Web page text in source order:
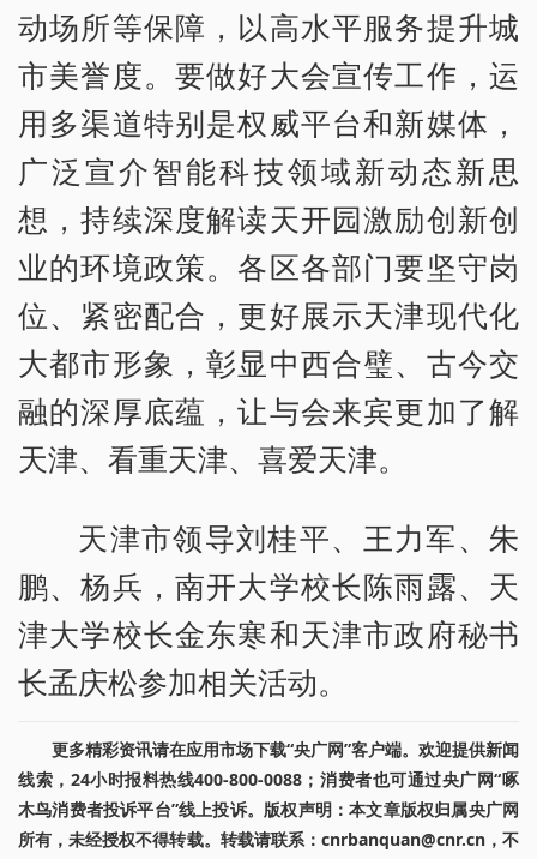
动场所等保障，以高水平服务提升城
市美誉度。要做好大会宣传工作，运
用多渠道特别是权威平台和新媒体，
广泛宣介智能科技领域新动态新思
想，持续深度解读天开园激励创新创
业的环境政策。各区各部门要坚守岗
位、紧密配合，更好展示天津现代化
大都市形象，彰显中西合璧、古今交
融的深厚底蕴，让与会来宾更加了解
天津、看重天津、喜爱天津。
天津市领导刘桂平、王力军、朱
鹏、杨兵，南开大学校长陈雨露、天
津大学校长金东寒和天津市政府秘书
长孟庆松参加相关活动。
更多精彩资讯请在应用市场下载“央广网”客户端。欢迎提供新闻
线索，24小时报料热线400-800-0088；消费者也可通过央广网“啄
木鸟消费者投诉平台”线上投诉。版权声明：本文章版权归属央广网
所有，未经授权不得转载。转载请联系：cnrbanquan@cnr.cn，不